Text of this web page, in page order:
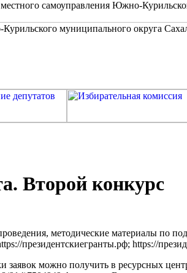
самоуправления Южно-
Второй конкурс
методические материалы по
президентскиегранты.рф; https://
заявок можно получить в ресурсных